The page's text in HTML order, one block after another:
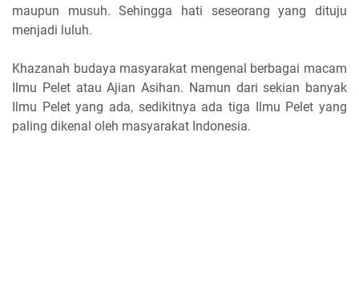
maupun musuh. Sehingga hati seseorang yang dituju
menjadi luluh.
Khazanah budaya masyarakat mengenal berbagai macam
Ilmu Pelet atau Ajian Asihan. Namun dari sekian banyak
Ilmu Pelet yang ada, sedikitnya ada tiga Ilmu Pelet yang
paling dikenal oleh masyarakat Indonesia.